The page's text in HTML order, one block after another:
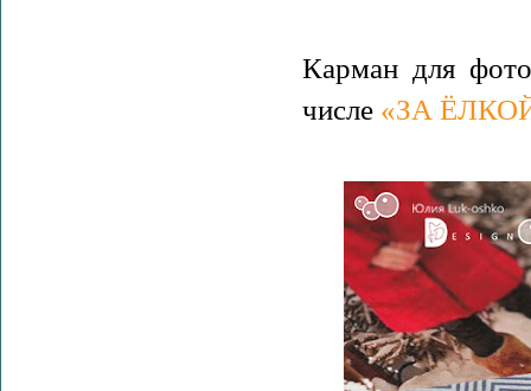
Карман для
числе «ЗА